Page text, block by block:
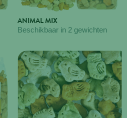
ANIMAL MIX
Beschikbaar in 2 gewichten